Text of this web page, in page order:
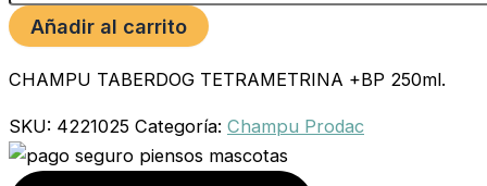
Añadir al carrito
CHAMPU TABERDOG TETRAMETRINA +BP 250ml.
SKU: 4221025 Categoría: Champu Prodac